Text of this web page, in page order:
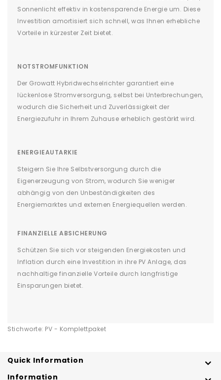
Sonnenlicht effektiv in kostensparende Energie um. Diese
Investition amortisiert sich schnell, was Ihnen erhebliche
Vorteile in kürzester Zeit bietet.
NOTSTROMFUNKTION
Der Growatt Hybridwechselrichter garantiert eine
lückenlose Stromversorgung, selbst bei Unterbrechungen,
wodurch die Sicherheit und Zuverlässigkeit der
Energiezufuhr in Ihrem Zuhause erheblich gestärkt wird.
ENERGIEAUTARKIE
Steigern Sie Ihre Selbstversorgung durch die
Eigenerzeugung von Strom, wodurch Sie weniger
abhängig von den Unbeständigkeiten des
Energiemarktes und externen Energiequellen werden.
FINANZIELLE ABSICHERUNG
Schützen Sie sich vor steigenden Energiekosten und
Inflation durch eine Investition in ihre PV Anlage, das
nachhaltige finanzielle Vorteile durch langfristige
Einsparungen bietet.
Stichworte: PV - Komplettpaket
Quick Information
Information